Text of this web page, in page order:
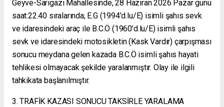
Geyve-Sarıgazi Mahallesinde, 28 Haziran 2026 Pazar günü
saat:22.40 sıralarında; E.G (1994’d.lu/E) isimli şahıs sevk
ve idaresindeki araç ile B.C.Ö (1960’d.lu/E) isimli şahıs
sevk ve idaresindeki motosikletin (Kask Vardır) çarpışması
sonucu meydana gelen kazada B.C.Ö isimli şahıs hayati
tehlikesi olmayacak şekilde yaralanmıştır. Olay ile ilgili
tahkikata başlanılmıştır.
3. TRAFİK KAZASI SONUCU TAKSİRLE YARALAMA